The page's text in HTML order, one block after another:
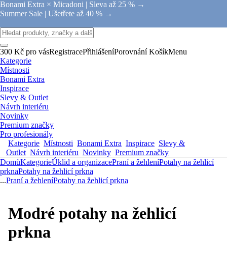
Bonami Extra × Micadoni | Sleva až 25 % →
Summer Sale | Ušetřete až 40 % →
300 Kč pro vásRegistracePřihlášeníPorovnání KošíkMenu
Kategorie
Místnosti
Bonami Extra
Inspirace
Slevy & Outlet
Návrh interiéru
Novinky
Premium značky
Pro profesionály
Kategorie Místnosti Bonami Extra Inspirace Slevy &
Outlet Návrh interiéru Novinky Premium značky
DomůKategorieÚklid a organizacePraní a žehleníPotahy na žehlicí
prknaPotahy na žehlicí prkna
...Praní a žehleníPotahy na žehlicí prkna
Modré potahy na žehlicí
prkna